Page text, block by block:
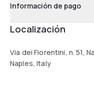
Información de pago
Localización
Via dei Fiorentini, n. 51,
Naples, Italy